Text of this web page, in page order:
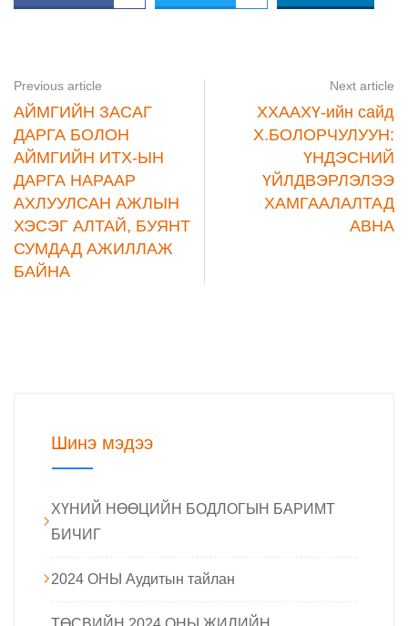
Previous article
АЙМГИЙН ЗАСАГ
ДАРГА БОЛОН
АЙМГИЙН ИТХ-ЫН
ДАРГА НАРААР
АХЛУУЛСАН АЖЛЫН
ХЭСЭГ АЛТАЙ, БУЯНТ
СУМДАД АЖИЛЛАЖ
БАЙНА
Next article
ХХААХҮ-ийн сайд
Х.БОЛОРЧУЛУУН:
ҮНДЭСНИЙ
ҮЙЛДВЭРЛЭЛЭЭ
ХАМГААЛАЛТАД
АВНА
Шинэ мэдээ
ХҮНИЙ НӨӨЦИЙН БОДЛОГЫН БАРИМТ
БИЧИГ
2024 ОНЫ Аудитын тайлан